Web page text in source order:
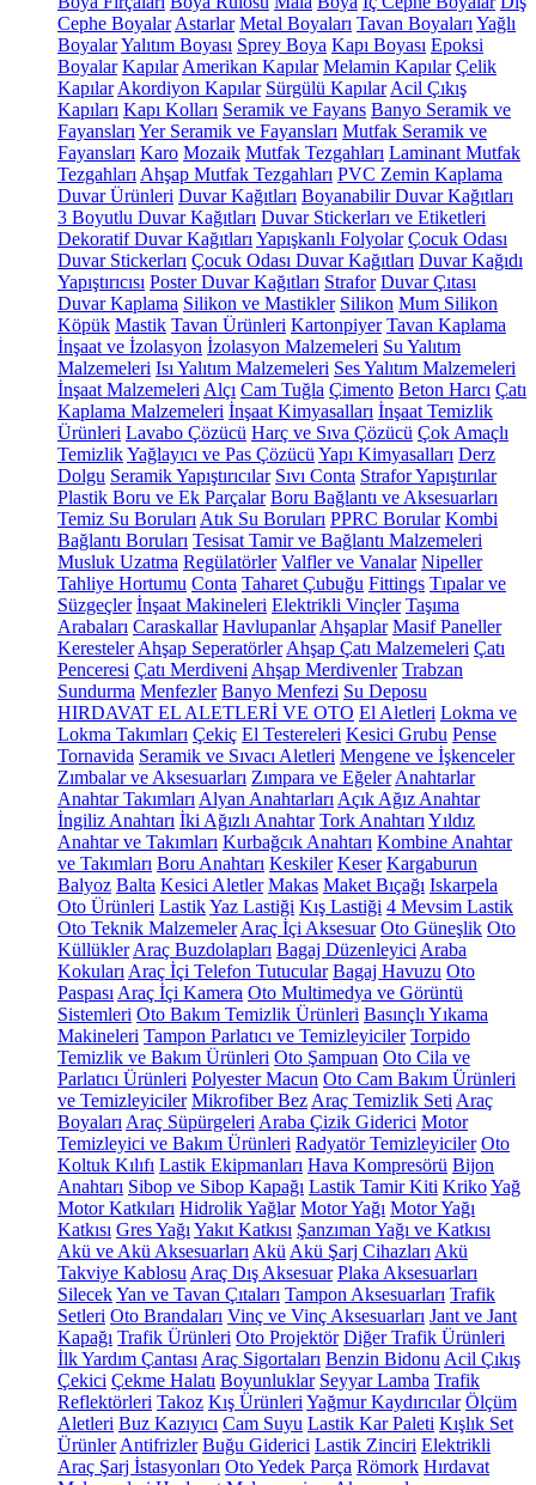
Cephe Boyalar Astarlar Metal Boyaları Tavan Boyaları Yağlı
BoyalarYalıtım Boyası Sprey Boya Kapı Boyası Epoksi
Boyalar Kapılar Amerikan Kapılar Melamin Kapılar Çelik
Kapılar Akordiyon Kapılar Sürgülü Kapılar Acil Çıkış
Kapıları Kapı Kolları Seramik ve Fayans Banyo Seramik ve
Fayansları Yer Seramik ve Fayansları Mutfak Seramik ve
Fayansları Karo Mozaik Mutfak Tezgahları Laminant Mutfak
Tezgahları Ahşap Mutfak Tezgahları PVC Zemin Kaplama
Duvar Ürünleri Duvar Kağıtları Boyanabilir Duvar Kağıtları
3 Boyutlu Duvar Kağıtları Duvar Stickerları ve Etiketleri
Dekoratif Duvar Kağıtları Yapışkanlı Folyolar Çocuk Odası
Duvar Stickerları Çocuk Odası Duvar Kağıtları Duvar Kağıdı
Yapıştırıcısı Poster Duvar Kağıtları Strafor Duvar Çıtası
Duvar Kaplama Silikon ve Mastikler Silikon Mum Silikon
Köpük Mastik Tavan Ürünleri Kartonpiyer Tavan Kaplama
İnşaat ve İzolasyon İzolasyon Malzemeleri Su Yalıtım
Malzemeleri Isı Yalıtım Malzemeleri Ses Yalıtım Malzemeleri
İnşaat Malzemeleri Alçı Cam Tuğla Çimento Beton Harcı Çatı
Kaplama Malzemeleri İnşaat Kimyasalları İnşaat Temizlik
Ürünleri Lavabo Çözücü Harç ve Sıva Çözücü Çok Amaçlı
TemizlikYağlayıcı ve Pas Çözücü Yapı Kimyasalları Derz
Dolgu Seramik Yapıştırıcılar Sıvı Conta Strafor Yapıştırılar
Plastik Boru ve Ek Parçalar Boru Bağlantı ve Aksesuarları
Temiz Su Boruları Atık Su Boruları PPRC Borular Kombi
Bağlantı Boruları Tesisat Tamir ve Bağlantı Malzemeleri
Musluk Uzatma Regülatörler Valfler ve Vanalar Nipeller
Tahliye Hortumu Conta Taharet Çubuğu Fittings Tıpalar ve
Süzgeçler İnşaat Makineleri Elektrikli Vinçler Taşıma
Arabaları Caraskallar Havlupanlar Ahşaplar Masif Paneller
Keresteler Ahşap Seperatörler Ahşap Çatı Malzemeleri Çatı
Penceresi Çatı Merdiveni Ahşap Merdivenler Trabzan
Sundurma Menfezler Banyo Menfezi Su Deposu
HIRDAVAT EL ALETLERİ VE OTO El Aletleri Lokma ve
Lokma Takımları Çekiç El Testereleri Kesici Grubu Pense
Tornavida Seramik ve Sıvacı Aletleri Mengene ve İşkenceler
Zımbalar ve Aksesuarları Zımpara ve Eğeler Anahtarlar
Anahtar Takımları Alyan Anahtarları Açık Ağız Anahtar
İngiliz Anahtarı İki Ağızlı Anahtar Tork Anahtarı Yıldız
Anahtar ve Takımları Kurbağcık Anahtarı Kombine Anahtar
ve Takımları Boru Anahtarı Keskiler Keser Kargaburun
Balyoz Balta Kesici Aletler Makas Maket Bıçağı Iskarpela
Oto Ürünleri LastikYaz Lastiği Kış Lastiği 4 Mevsim Lastik
Oto Teknik Malzemeler Araç İçi Aksesuar Oto Güneşlik Oto
Küllükler Araç Buzdolapları Bagaj Düzenleyici Araba
Kokuları Araç İçi Telefon Tutucular Bagaj Havuzu Oto
Paspası Araç İçi Kamera Oto Multimedya ve Görüntü
Sistemleri Oto Bakım Temizlik Ürünleri Basınçlı Yıkama
Makineleri Tampon Parlatıcı ve Temizleyiciler Torpido
Temizlik ve Bakım Ürünleri Oto Şampuan Oto Cila ve
Parlatıcı Ürünleri Polyester Macun Oto Cam Bakım Ürünleri
ve Temizleyiciler Mikrofiber Bez Araç Temizlik Seti Araç
Boyaları Araç Süpürgeleri Araba Çizik Giderici Motor
Temizleyici ve Bakım Ürünleri Radyatör Temizleyiciler Oto
Koltuk Kılıfı Lastik Ekipmanları Hava Kompresörü Bijon
Anahtarı Sibop ve Sibop Kapağı Lastik Tamir Kiti KrikoYağ
Motor Katkıları Hidrolik Yağlar Motor Yağı Motor Yağı
Katkısı Gres Yağı Yakıt Katkısı Şanzıman Yağı ve Katkısı
Akü ve Akü Aksesuarları Akü Akü Şarj Cihazları Akü
Takviye Kablosu Araç Dış Aksesuar Plaka Aksesuarları
SilecekYan ve Tavan Çıtaları Tampon Aksesuarları Trafik
Setleri Oto Brandaları Vinç ve Vinç Aksesuarları Jant ve Jant
Kapağı Trafik Ürünleri Oto Projektör Diğer Trafik Ürünleri
İlk Yardım Çantası Araç Sigortaları Benzin Bidonu Acil Çıkış
Çekici Çekme Halatı Boyunluklar Seyyar Lamba Trafik
Reflektörleri Takoz Kış Ürünleri Yağmur Kaydırıcılar Ölçüm
Aletleri Buz Kazıyıcı Cam Suyu Lastik Kar Paleti Kışlık Set
Ürünler Antifrizler Buğu Giderici Lastik Zinciri Elektrikli
Araç Şarj İstasyonları Oto Yedek Parça Römork Hırdavat